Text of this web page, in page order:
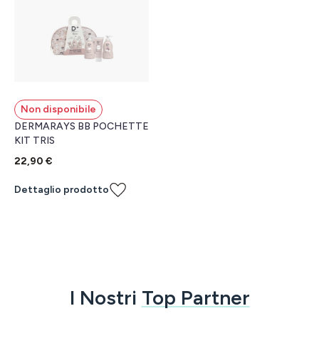
Non disponibile
DERMARAYS BB POCHETTE
KIT TRIS
22,90 €
Dettaglio prodotto
I Nostri Top Partner